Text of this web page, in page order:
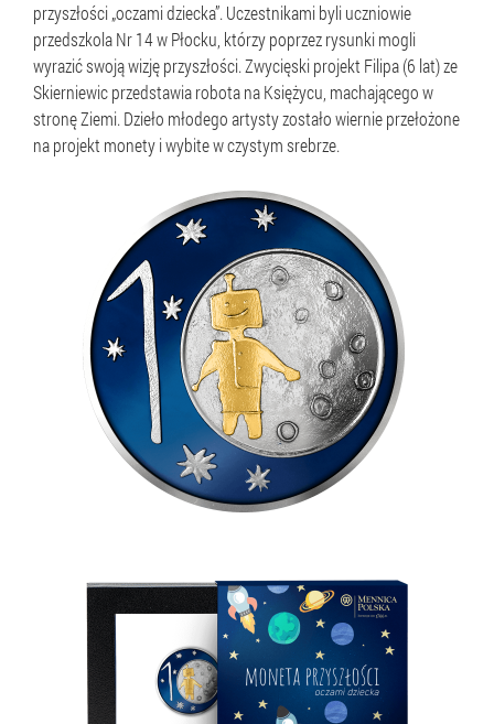
przyszłości „oczami dziecka”. Uczestnikami byli uczniowie
przedszkola Nr 14 w Płocku, którzy poprzez rysunki mogli
wyrazić swoją wizję przyszłości. Zwycięski projekt Filipa (6 lat) ze
Skierniewic przedstawia robota na Księżycu, machającego w
stronę Ziemi. Dzieło młodego artysty zostało wiernie przełożone
na projekt monety i wybite w czystym srebrze.